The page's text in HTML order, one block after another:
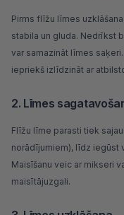
Pirms flīžu līmes
stabila un gluda. Nedrīkst
var samazināt līmes
iepriekš izlīdzināt ar
2. Līmes
Flīžu līme parasti tiek
norādījumiem), līdz iegūst
Maisīšanu veic ar mikseri
maisītājuzgali.